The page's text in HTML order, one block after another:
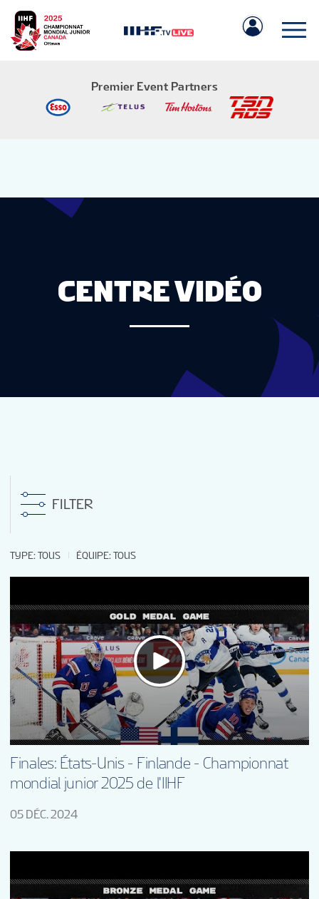
Premier Event Partners
MATCHS
GUIDE POUR LES PARTISANS
BILLETS
PARTENAIRES
FR
CENTRE VIDÉO
FILTER
TYPE: TOUS ÉQUIPE: TOUS
Finales: États-Unis - Finlande - Championnat
mondial junior 2025 de l'IIHF
05 DÉC. 2024